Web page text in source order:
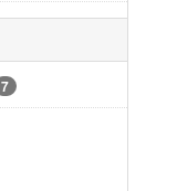
7